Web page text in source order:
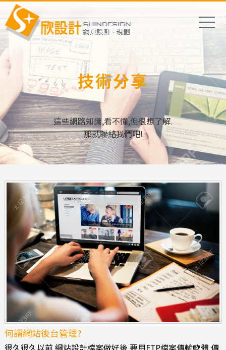
技術分享
這些網路知識,看不懂,但很想了解.
那就聯絡我們吧!
何謂網站後台管理?
很久很久以前,網站設計檔案做好後,要用FTP檔案傳輸軟體,傳